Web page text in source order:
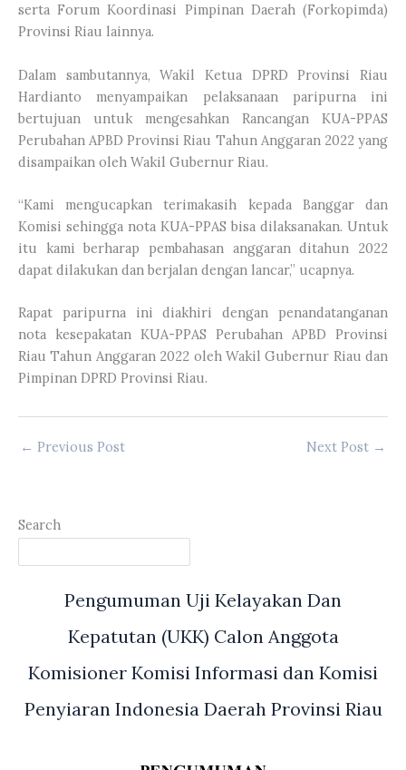
serta Forum Koordinasi Pimpinan Daerah (Forkopimda)
Provinsi Riau lainnya.
Dalam sambutannya, Wakil Ketua DPRD Provinsi Riau
Hardianto menyampaikan pelaksanaan paripurna ini
bertujuan untuk mengesahkan Rancangan KUA-PPAS
Perubahan APBD Provinsi Riau Tahun Anggaran 2022 yang
disampaikan oleh Wakil Gubernur Riau.
“Kami mengucapkan terimakasih kepada Banggar dan
Komisi sehingga nota KUA-PPAS bisa dilaksanakan. Untuk
itu kami berharap pembahasan anggaran ditahun 2022
dapat dilakukan dan berjalan dengan lancar,” ucapnya.
Rapat paripurna ini diakhiri dengan penandatanganan
nota kesepakatan KUA-PPAS Perubahan APBD Provinsi
Riau Tahun Anggaran 2022 oleh Wakil Gubernur Riau dan
Pimpinan DPRD Provinsi Riau.
← Previous Post Next Post →
Search
Pengumuman Uji Kelayakan Dan
Kepatutan (UKK) Calon Anggota
Komisioner Komisi Informasi dan Komisi
Penyiaran Indonesia Daerah Provinsi Riau